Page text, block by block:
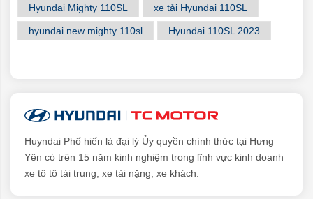
Hyundai Mighty 110SL xe tải Hyundai 110SL
hyundai new mighty 110sl Hyundai 110SL 2023
Huyndai Phố hiến là đại lý Ủy quyền chính thức tại Hưng
Yên có trên 15 năm kinh nghiệm trong lĩnh vực kinh doanh
xe tô tô tải trung, xe tải nặng, xe khách.